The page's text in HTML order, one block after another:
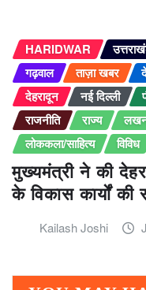
HARIDWAR
गढ़वाल
ताज़ा खबर
देहरादून
नई दिल्ली
राजनीति
राज्य
लोककला/साहित्य
विविध
मुख्यमंत्री ने की
के विकास कार्यों की
Kailash Joshi